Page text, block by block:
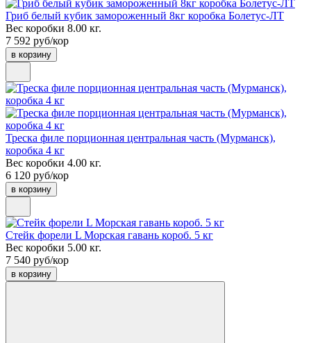
Гриб белый кубик замороженный 8кг коробка Болетус-ЛТ
Вес коробки 8.00 кг.
7 592 руб/кор
в корзину
Треска филе порционная центральная часть (Мурманск),
коробка 4 кг
Вес коробки 4.00 кг.
6 120 руб/кор
в корзину
Стейк форели L Морская гавань короб. 5 кг
Вес коробки 5.00 кг.
7 540 руб/кор
в корзину